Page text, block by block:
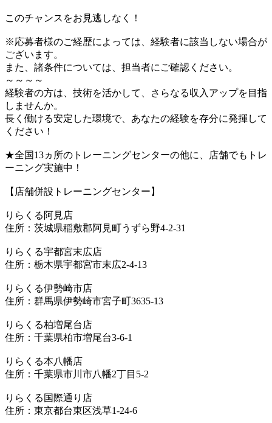
このチャンスをお見逃しなく！
※応募者様のご経歴によっては、経験者に該当しない場合が
ございます。
また、諸条件については、担当者にご確認ください。
～～～～
経験者の方は、技術を活かして、さらなる収入アップを目指
しませんか。
長く働ける安定した環境で、あなたの経験を存分に発揮して
ください！
★全国13ヵ所のトレーニングセンターの他に、店舗でもトレ
ーニング実施中！
【店舗併設トレーニングセンター】
りらくる阿見店
住所：茨城県稲敷郡阿見町うずら野4-2-31
りらくる宇都宮末広店
住所：栃木県宇都宮市末広2-4-13
りらくる伊勢崎市店
住所：群馬県伊勢崎市宮子町3635-13
りらくる柏増尾台店
住所：千葉県柏市増尾台3-6-1
りらくる本八幡店
住所：千葉県市川市八幡2丁目5-2
りらくる国際通り店
住所：東京都台東区浅草1-24-6